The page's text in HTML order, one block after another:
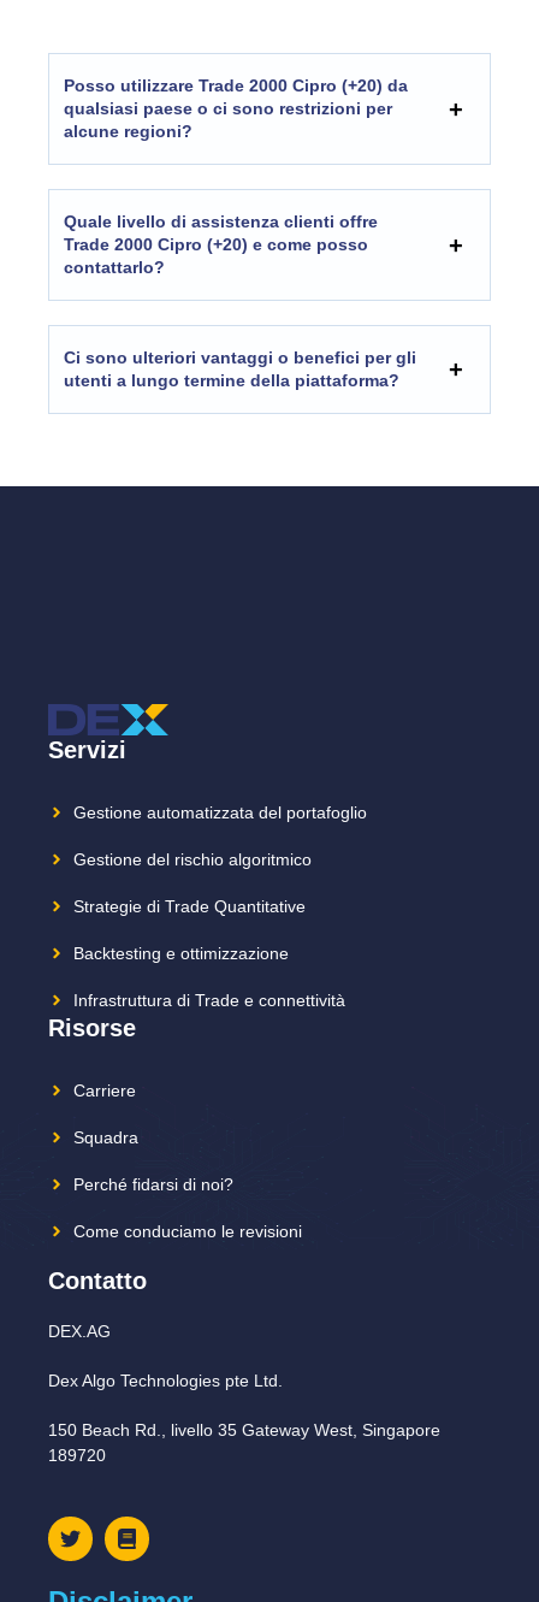
Posso utilizzare Trade 2000 Cipro (+20) da
qualsiasi paese o ci sono restrizioni per
alcune regioni?
Quale livello di assistenza clienti offre
Trade 2000 Cipro (+20) e come posso
contattarlo?
Ci sono ulteriori vantaggi o benefici per gli
utenti a lungo termine della piattaforma?
Servizi
Gestione automatizzata del portafoglio
Gestione del rischio algoritmico
Strategie di Trade Quantitative
Backtesting e ottimizzazione
Infrastruttura di Trade e connettività
Risorse
Carriere
Squadra
Perché fidarsi di noi?
Come conduciamo le revisioni
Contatto
DEX.AG
Dex Algo Technologies pte Ltd.
150 Beach Rd., livello 35 Gateway West, Singapore
189720